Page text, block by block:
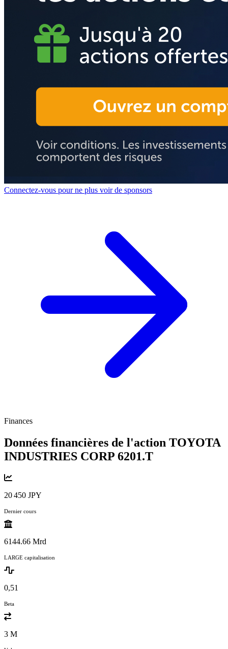
Connectez-vous pour ne plus voir de sponsors
Finances
Données financières de l'action TOYOTA
INDUSTRIES CORP 6201.T
20 450 JPY
Dernier cours
6144.66 Mrd
LARGE capitalisation
0,51
Beta
3 M